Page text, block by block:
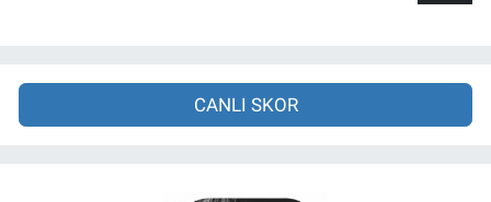
CANLI SKOR